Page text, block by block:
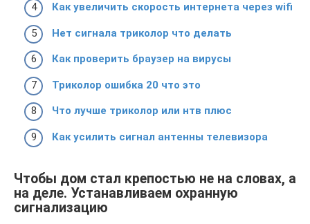
Как увеличить скорость интернета через wifi
Нет сигнала триколор что делать
Как проверить браузер на вирусы
Триколор ошибка 20 что это
Что лучше триколор или нтв плюс
Как усилить сигнал антенны телевизора
Чтобы дом стал крепостью не на словах, а
на деле. Устанавливаем охранную
сигнализацию